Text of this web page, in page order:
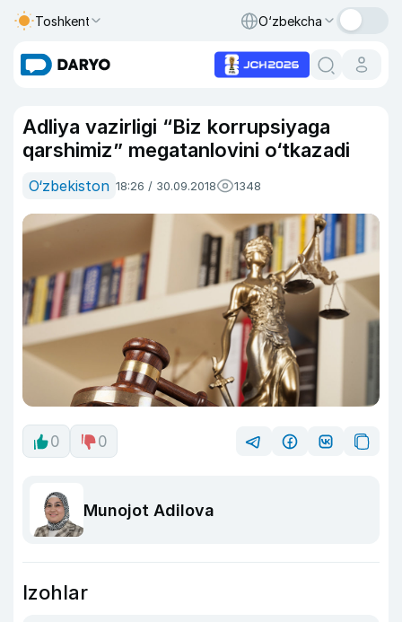
Toshkent O‘zbekcha
Adliya vazirligi “Biz korrupsiyaga
qarshimiz” megatanlovini o‘tkazadi
O‘zbekiston 18:26 / 30.09.2018 1348
0 0
Munojot Adilova
Izohlar